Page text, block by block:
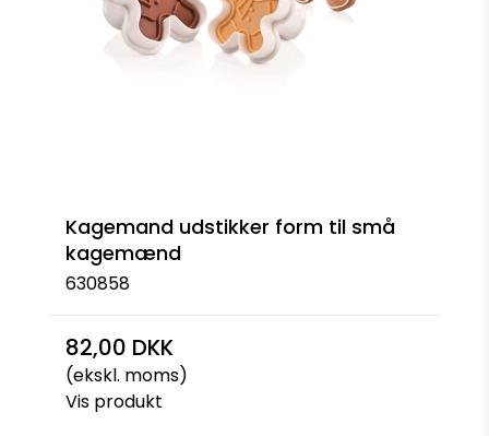
Kagemand udstikker form til små
kagemænd
630858
82,00 DKK
(ekskl. moms)
Vis produkt